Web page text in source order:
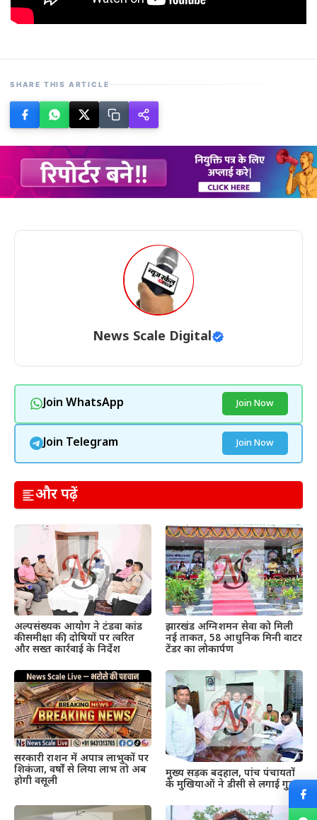
SHARE THIS ARTICLE
News Scale Digital
Join WhatsApp Join Now
Join Telegram Join Now
और पढ़ें
अल्पसंख्यक आयोग ने टंडवा कांड
की समीक्षा की, दोषियों पर त्वरित
और सख्त कार्रवाई के निर्देश
झारखंड अग्निशमन सेवा को मिली
नई ताकत, 58 आधुनिक मिनी वाटर
टेंडर का लोकार्पण
सरकारी राशन में अपात्र लाभुकों पर
शिकंजा, वर्षों से लिया लाभ तो अब
होगी वसूली
मुख्य सड़क बदहाल, पांच पंचायतों
के मुखियाओं ने डीसी से लगाई गुहार